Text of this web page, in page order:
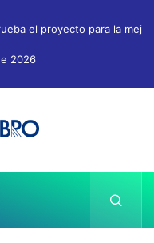
el proyecto para la
2026